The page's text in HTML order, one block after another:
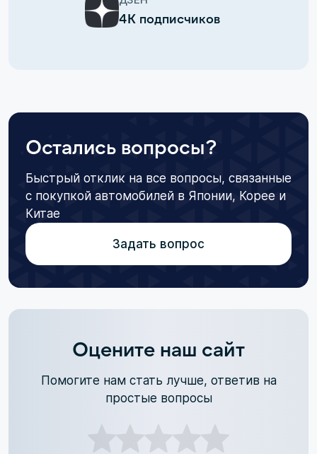
4К подписчиков
Остались вопросы?
Быстрый отклик на все вопросы, связанные
с покупкой автомобилей в Японии, Корее и
Китае
Задать вопрос
Оцените наш сайт
Помогите нам стать лучше, ответив на
простые вопросы